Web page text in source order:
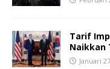
Tarif
Naikkan
Januari